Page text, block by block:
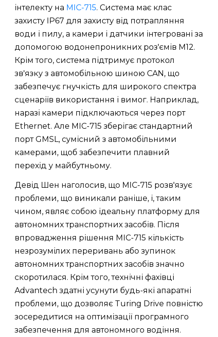
інтелекту на MIC-715. Система має клас
захисту IP67 для захисту від потрапляння
води і пилу, а камери і датчики інтегровані за
допомогою водонепроникних роз'ємів M12.
Крім того, система підтримує протокол
зв'язку з автомобільною шиною CAN, що
забезпечує гнучкість для широкого спектра
сценаріїв використання і вимог. Наприклад,
наразі камери підключаються через порт
Ethernet. Але MIC-715 зберігає стандартний
порт GMSL, сумісний з автомобільними
камерами, щоб забезпечити плавний
перехід у майбутньому.
Девід Шен наголосив, що MIC-715 розв'язує
проблеми, що виникали раніше, і, таким
чином, являє собою ідеальну платформу для
автономних транспортних засобів. Після
впровадження рішення MIC-715 кількість
незрозумілих переривань або зупинок
автономних транспортних засобів значно
скоротилася. Крім того, технічні фахівці
Advantech здатні усунути будь-які апаратні
проблеми, що дозволяє Turing Drive повністю
зосередитися на оптимізації програмного
забезпечення для автономного водіння.